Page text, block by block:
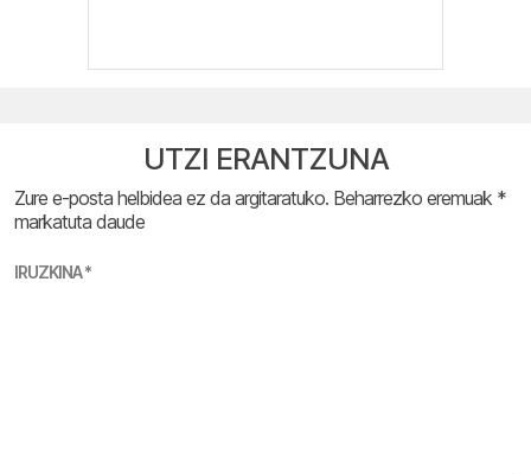
UTZI ERANTZUNA
Zure e-posta helbidea ez da argitaratuko. Beharrezko eremuak *
markatuta daude
IRUZKINA*